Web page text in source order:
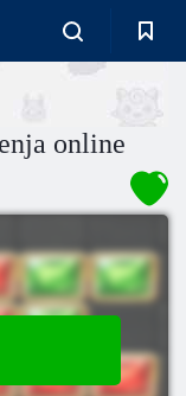
online